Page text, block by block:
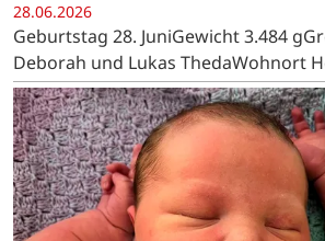
28.06.2026
Geburtstag 28. JuniGewicht 3.484
Deborah und Lukas ThedaWohnort